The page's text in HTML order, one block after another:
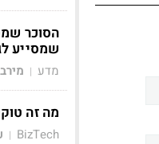
הסוכר
שמסייע
מדע |
מה זה
BizTech
|